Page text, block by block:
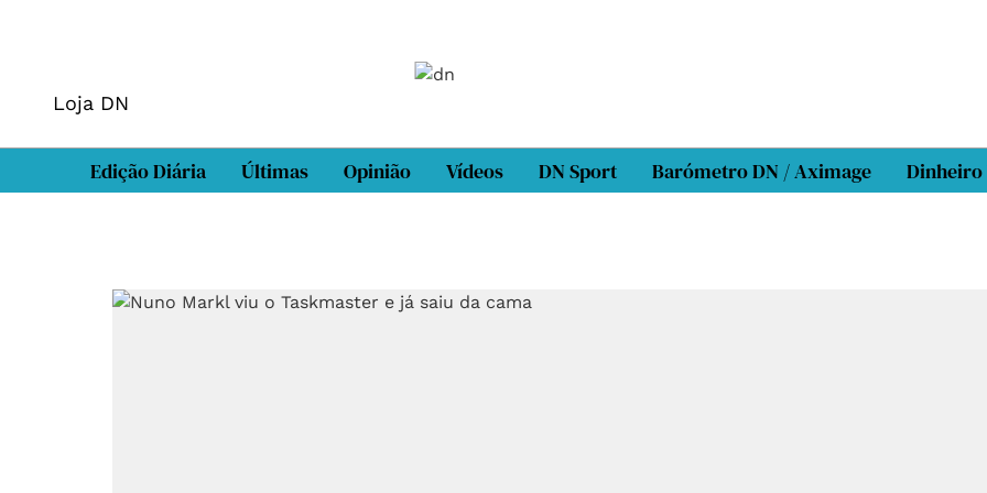
Loja DN
Edição Diária Últimas Opinião Vídeos DN Sport Barómetro DN / Aximage Dinheiro